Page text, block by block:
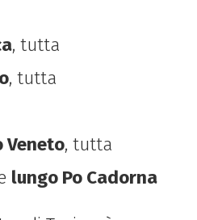
, tutta
, tutta
Veneto, tutta
lungo Po Cadorna